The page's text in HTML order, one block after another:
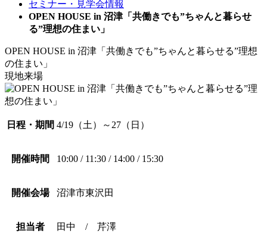
セミナー・見学会情報
OPEN HOUSE in 沼津「共働きでも”ちゃんと暮らせ
る”理想の住まい」
OPEN HOUSE in 沼津「共働きでも”ちゃんと暮らせる”理想
の住まい」
現地来場
日程・期間 4/19（土）～27（日）
開催時間 10:00 / 11:30 / 14:00 / 15:30
開催会場 沼津市東沢田
担当者 田中 / 芹澤